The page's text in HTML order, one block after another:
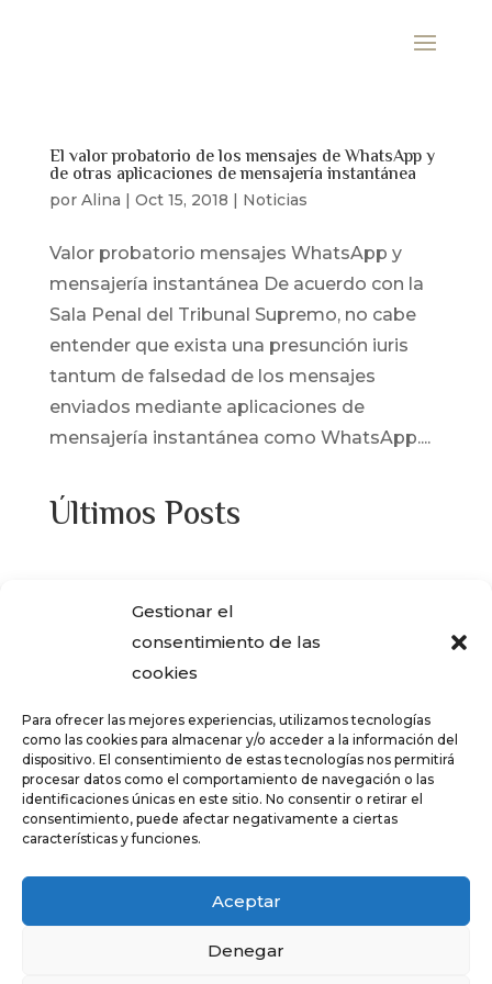
Gestionar el
consentimiento de las
cookies
Para ofrecer las mejores experiencias, utilizamos tecnologías
como las cookies para almacenar y/o acceder a la información del
dispositivo. El consentimiento de estas tecnologías nos permitirá
procesar datos como el comportamiento de navegación o las
identificaciones únicas en este sitio. No consentir o retirar el
consentimiento, puede afectar negativamente a ciertas
características y funciones.
Aceptar
Denegar
El valor probatorio de los mensajes de WhatsApp y
de otras aplicaciones de mensajería instantánea
por Alina | Oct 15, 2018 | Noticias
Valor probatorio mensajes WhatsApp y
mensajería instantánea De acuerdo con la
Sala Penal del Tribunal Supremo, no cabe
entender que exista una presunción iuris
tantum de falsedad de los mensajes
enviados mediante aplicaciones de
mensajería instantánea como WhatsApp....
Últimos Posts
ENCASA CIBELES compró al IVIMA en el
año 2013?
LAS EMPRESAS
¿Qué es el teletrabajo y en que consiste?
CRÉDITOS – TARJETAS REVOLVING
FALSOS CORREOS ELECTRÓNICOS CON
AVISOS DE COBRO DE ERTE